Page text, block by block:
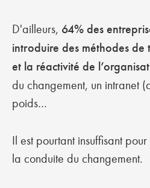
D'ailleurs, 64% des
introduire des méthodes de
et la réactivité de
du changement, un intranet
poids…
Il est pourtant insuffisant
la conduite du changement.